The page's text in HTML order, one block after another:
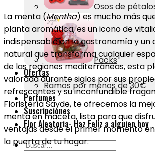
Osos de
Packs
Ofertas
Ramos por menos de 30€
Perfumes
Suscripciones
Flor Aleatoria- Haz Feliz a alguien hoy
Buscar
La menta (Mentha) es mucho más
planta aromática; es un icono de
indispensable en la gastronomía y
natural que transforma cualquier
de las regiones mediterráneas, esta
valorada durante siglos por sus
refrescantes y su inconfundible
Floristería Sayde, te ofrecemos la
menta en maceta, lista para que
ventajas desde el primer momento
la puerta de tu hogar.